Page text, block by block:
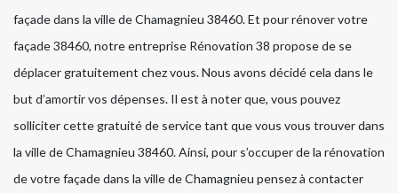
façade dans la ville de Chamagnieu 38460. Et pour rénover votre
façade 38460, notre entreprise Rénovation 38 propose de se
déplacer gratuitement chez vous. Nous avons décidé cela dans le
but d’amortir vos dépenses. Il est à noter que, vous pouvez
solliciter cette gratuité de service tant que vous vous trouver dans
la ville de Chamagnieu 38460. Ainsi, pour s’occuper de la rénovation
de votre façade dans la ville de Chamagnieu pensez à contacter